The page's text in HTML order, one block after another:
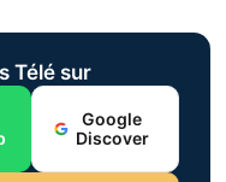
Télé sur
Google
Discover